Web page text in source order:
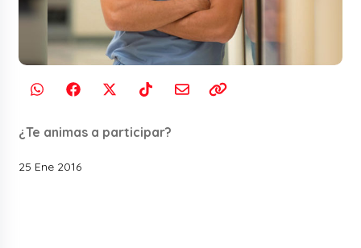
¿Te animas a participar?
25 Ene 2016